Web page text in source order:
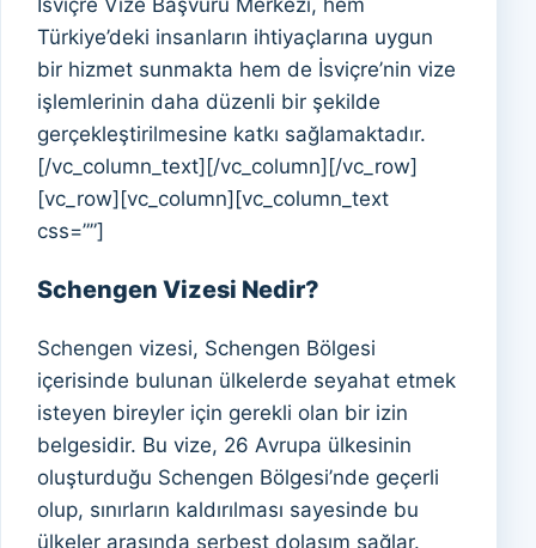
İsviçre Vize Başvuru Merkezi, hem
Türkiye’deki insanların ihtiyaçlarına uygun
bir hizmet sunmakta hem de İsviçre’nin vize
işlemlerinin daha düzenli bir şekilde
gerçekleştirilmesine katkı sağlamaktadır.
[/vc_column_text][/vc_column][/vc_row]
[vc_row][vc_column][vc_column_text
css=””]
Schengen Vizesi Nedir?
Schengen vizesi, Schengen Bölgesi
içerisinde bulunan ülkelerde seyahat etmek
isteyen bireyler için gerekli olan bir izin
belgesidir. Bu vize, 26 Avrupa ülkesinin
oluşturduğu Schengen Bölgesi’nde geçerli
olup, sınırların kaldırılması sayesinde bu
ülkeler arasında serbest dolaşım sağlar.